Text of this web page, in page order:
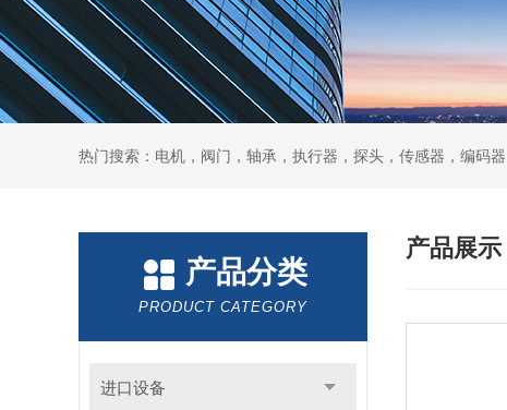
热门搜索：电机，阀门，轴承，执行器，探头，传感器，编码器
产品分类
PRODUCT CATEGORY
进口设备
产品展示